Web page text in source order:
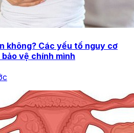
không? Các yếu tố nguy cơ
vệ chính mình